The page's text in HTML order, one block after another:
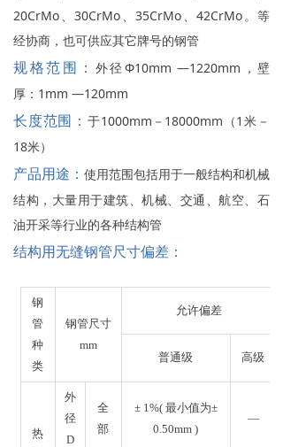
20CrMo、30CrMo、35CrMo、42CrMo。等
经协商，也可供应其它牌号的钢管
规格范围： 外径Ф10mm —1220mm，壁
厚：1mm —120mm
长度范围： 于1000mm－18000mm（1米－
18米）
产品用途： 使用范围包括用于一般结构和机械
结构，大量用于建筑、机械、交通、航空、石
油开采等行业的各种结构管
结构用无缝钢管尺寸偏差：
钢
管
种
类
钢管尺寸
mm
允许偏差
普通级 高级
热
外
径
D
全
部
± 1%( 最小值为±
0.50mm )
—